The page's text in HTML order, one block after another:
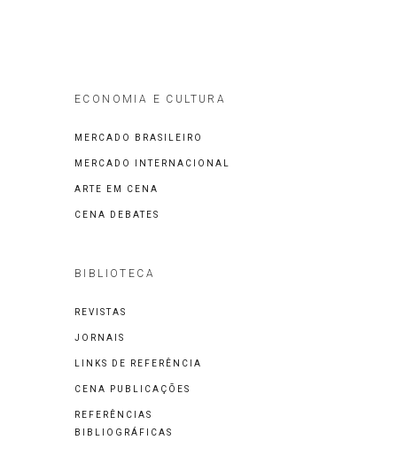
ECONOMIA E CULTURA
MERCADO BRASILEIRO
MERCADO INTERNACIONAL
ARTE EM CENA
CENA DEBATES
BIBLIOTECA
REVISTAS
JORNAIS
LINKS DE REFERÊNCIA
CENA PUBLICAÇÕES
REFERÊNCIAS
BIBLIOGRÁFICAS